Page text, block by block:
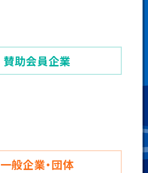
賛助会員企業
一般企業・団体